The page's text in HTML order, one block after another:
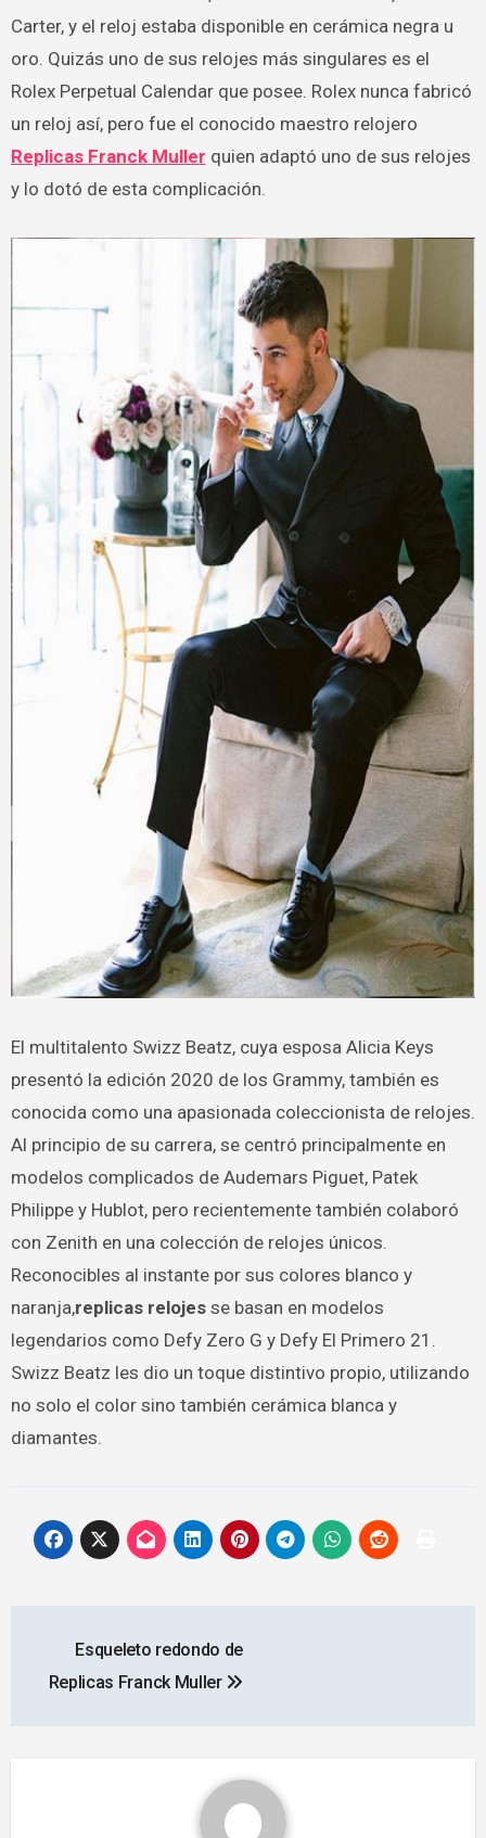
Carter, y el reloj estaba disponible en cerámica negra u
oro. Quizás uno de sus relojes más singulares es el
Rolex Perpetual Calendar que posee. Rolex nunca fabricó
un reloj así, pero fue el conocido maestro relojero
Replicas Franck Muller quien adaptó uno de sus relojes
y lo dotó de esta complicación.
El multitalento Swizz Beatz, cuya esposa Alicia Keys
presentó la edición 2020 de los Grammy, también es
conocida como una apasionada coleccionista de relojes.
Al principio de su carrera, se centró principalmente en
modelos complicados de Audemars Piguet, Patek
Philippe y Hublot, pero recientemente también colaboró
con Zenith en una colección de relojes únicos.
Reconocibles al instante por sus colores blanco y
naranja,replicas relojesse basan en modelos
legendarios como Defy Zero G y Defy El Primero 21.
Swizz Beatz les dio un toque distintivo propio, utilizando
no solo el color sino también cerámica blanca y
diamantes.
Esqueleto redondo de
Replicas Franck Muller